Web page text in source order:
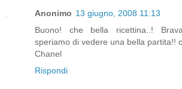
Anonimo 13 giugno, 2008 11:13
Buono! che bella ricettina..!
speriamo di vedere una bella partita!!
Chanel
Rispondi